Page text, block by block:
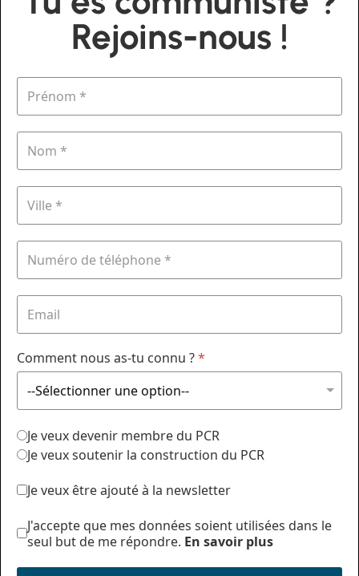
Rejoins-nous !
Comment nous as-tu connu ?*
Je veux devenir membre du PCR
Je veux soutenir la construction du PCR
Je veux être ajouté à la newsletter
J'accepte que mes données soient utilisées dans le
seul but de me répondre. En savoir plus